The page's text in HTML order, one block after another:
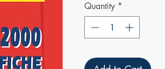
Quantity *